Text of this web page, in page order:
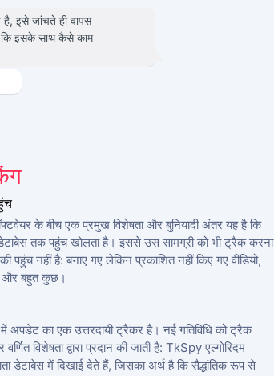
इसे जांचते ही वापस
कि इसके साथ कैसे काम
के बीच एक प्रमुख विशेषता और बुनियादी अंतर यह है कि
तक पहुंच खोलता है। इससे उस सामग्री को भी ट्रैक करना
पहुंच नहीं है: बनाए गए लेकिन प्रकाशित नहीं किए गए वीडियो,
और बहुत कुछ।
अपडेट का एक उत्तरदायी ट्रैकर है। नई गतिविधि को ट्रैक
विशेषता द्वारा प्रदान की जाती है: TkSpy एल्गोरिदम
डेटाबेस में दिखाई देते हैं, जिसका अर्थ है कि सैद्धांतिक रूप से